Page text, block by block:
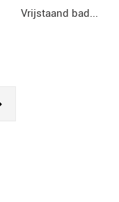
Vrijstaand bad...